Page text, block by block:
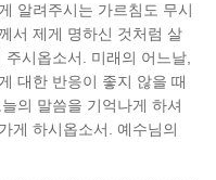
알려주시는 가르침도 무시
서 제게 명하신 것처럼 살
시옵소서. 미래의 어느날,
대한 반응이 좋지 않을 때
의 말씀을 기억나게 하셔
게 하시옵소서. 예수님의